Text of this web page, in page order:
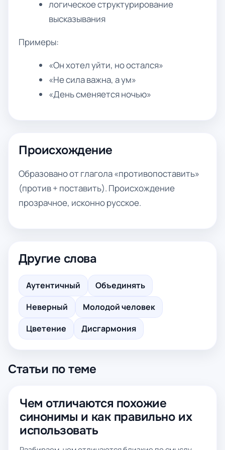
логическое структурирование
высказывания
Примеры:
«Он хотел уйти, но остался»
«Не сила важна, а ум»
«День сменяется ночью»
Происхождение
Образовано от глагола «противопоставить»
(против + поставить). Происхождение
прозрачное, исконно русское.
Другие слова
Аутентичный
Объединять
Неверный
Молодой человек
Цветение
Дисгармония
Статьи по теме
Чем отличаются похожие
синонимы и как правильно их
использовать